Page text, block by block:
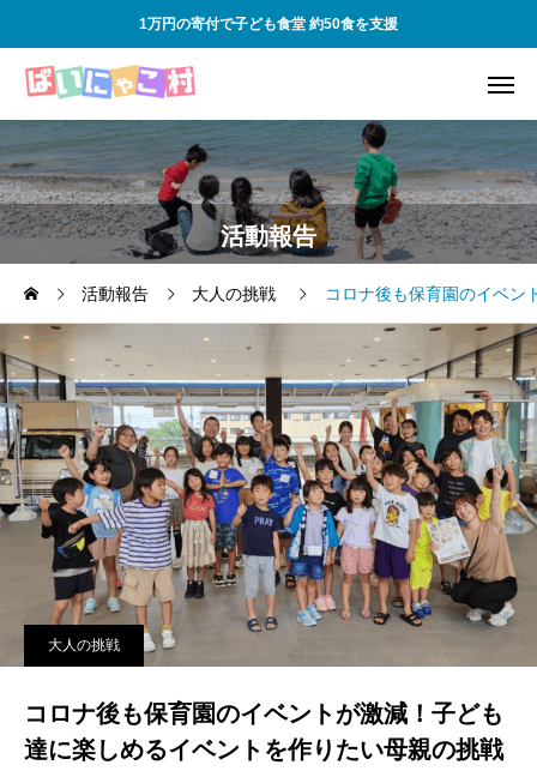
1万円の寄付で子ども食堂 約50食を支援
活動報告
活動報告 大人の挑戦 コロナ後も保育園のイベン
大人の挑戦
コロナ後も保育園のイベントが激減！子ども
達に楽しめるイベントを作りたい母親の挑戦